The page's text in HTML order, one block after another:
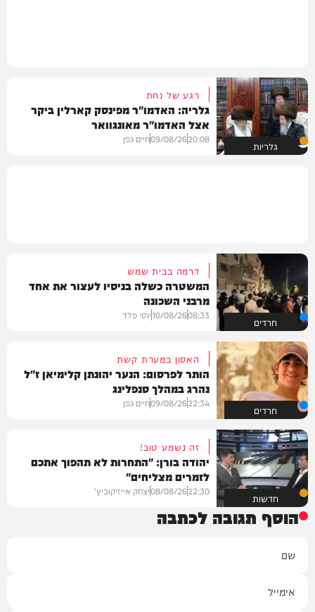
גלריות
רגע של נחת
גלריה: האדמו"ר מפינסק קארלין ביקר
אצל האדמו"ר מאונגוואר
20:08
09/08/26חיים גפן
חרדים
דרמה בבית שמש
המשטרה כשלה בניסיו לעצור את אחד
מרבני השכונה
08:33
10/08/26יוסי פלד
חרדים
האסון במערת קשת
הותר לפרסום: הנער יהונתן קלימיאן ז"ל
נהרג במהלך סנפלינג
22:34
09/08/26חיים גפן
חדשות
זה נשמע טוב!
יהודה בורן: "התחרות לא תהפוך אתכם
לזמרים מצליחים"
22:30
08/08/26יצחק אייזיקוביץ'
הוסף תגובה לכתבה